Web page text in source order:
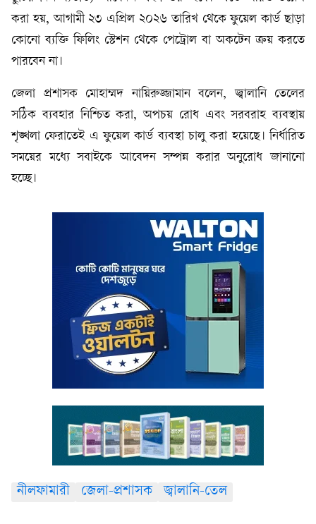
করা হয়, আগামী ২৩ এপ্রিল ২০২৬ তারিখ থেকে ফুয়েল কার্ড ছাড়া
কোনো ব্যক্তি ফিলিং স্টেশন থেকে পেট্রোল বা অকটেন ক্রয় করতে
পারবেন না।
জেলা প্রশাসক মোহাম্মদ নায়িরুজ্জামান বলেন, জ্বালানি তেলের
সঠিক ব্যবহার নিশ্চিত করা, অপচয় রোধ এবং সরবরাহ ব্যবস্থায়
শৃঙ্খলা ফেরাতেই এ ফুয়েল কার্ড ব্যবস্থা চালু করা হয়েছে। নির্ধারিত
সময়ের মধ্যে সবাইকে আবেদন সম্পন্ন করার অনুরোধ জানানো
হচ্ছে।
নীলফামারী জেলা-প্রশাসক জ্বালানি-তেল